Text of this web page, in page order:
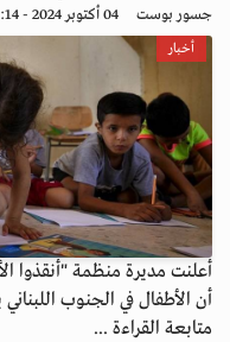
جسور بوست 04 أكتوبر 2024 - 18:14
أخبار
أعلنت مديرة منظمة "أنقذوا
أن الأطفال في الجنوب
متابعة القراءة ...